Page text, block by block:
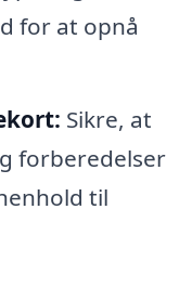
for at opnå
Sikre, at
forberedelser
til